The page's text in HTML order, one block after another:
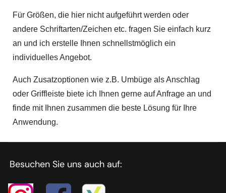
Für Größen, die hier nicht aufgeführt werden oder
andere Schriftarten/Zeichen etc. fragen Sie einfach kurz
an und ich erstelle Ihnen schnellstmöglich ein
individuelles Angebot.
Auch Zusatzoptionen wie z.B. Umbüge als Anschlag
oder Griffleiste biete ich Ihnen gerne auf Anfrage an und
finde mit Ihnen zusammen die beste Lösung für Ihre
Anwendung.
Besuchen Sie uns auch auf: